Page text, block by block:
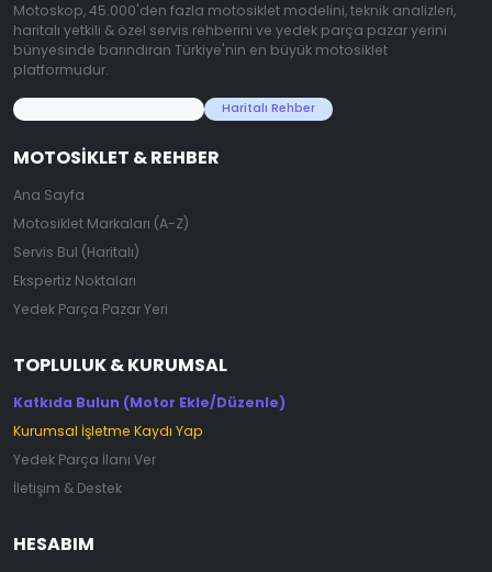
Motoskop, 45.000'den fazla motosiklet modelini, teknik analizleri,
haritalı yetkili & özel servis rehberini ve yedek parça pazar yerini
bünyesinde barındıran Türkiye'nin en büyük motosiklet
platformudur.
Haritalı Rehber
MOTOSIKLET & REHBER
Ana Sayfa
Motosiklet Markaları (A-Z)
Servis Bul (Haritalı)
Ekspertiz Noktaları
Yedek Parça Pazar Yeri
TOPLULUK & KURUMSAL
Katkıda Bulun (Motor Ekle/Düzenle)
Kurumsal İşletme Kaydı Yap
Yedek Parça İlanı Ver
İletişim & Destek
HESABIM